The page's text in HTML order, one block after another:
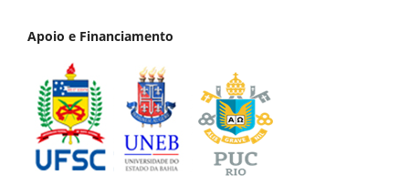
Apoio e Financiamento